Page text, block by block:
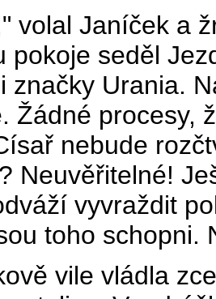
volal Janíček a
pokoje seděl
značky Urania.
Žádné procesy,
nebude
Neuvěřitelné!
vyvraždit
toho schopni.
vile vládla